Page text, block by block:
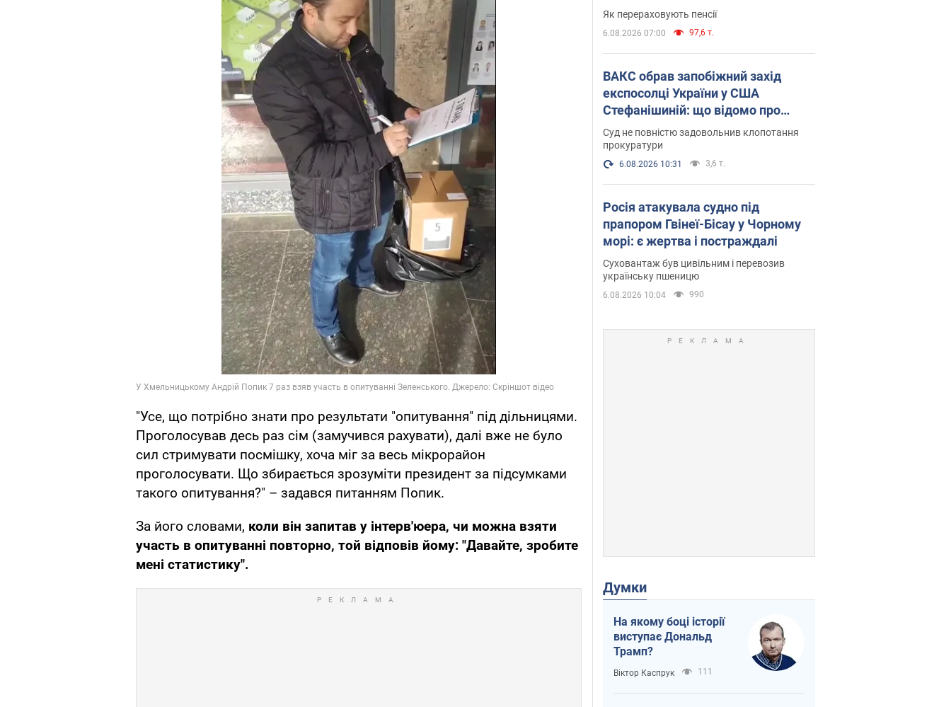
"Усе, що потрібно знати про результати "опитування" під дільницями.
Проголосував десь раз сім (замучився рахувати), далі вже не було
сил стримувати посмішку, хоча міг за весь мікрорайон
проголосувати. Що збирається зрозуміти президент за підсумками
такого опитування?" – задався питанням Попик.
За його словами, коли він запитав у інтерв'юера, чи можна взяти
участь в опитуванні повторно, той відповів йому: "Давайте, зробите
мені статистику".
Як перераховують пенсії
6.08.2026 07:00 97,6 т.
ВАКС обрав запобіжний захід
експосолці України у США
Стефанішиній: що відомо про
справу
Суд не повністю задовольнив клопотання
прокуратури
6.08.2026 10:31 3,6 т.
Росія атакувала судно під
прапором Гвінеї-Бісау у Чорному
морі: є жертва і постраждалі
Суховантаж був цивільним і перевозив
українську пшеницю
6.08.2026 10:04 990
Думки
На якому боці історії
виступає Дональд
Трамп?
Віктор Каспрук 111